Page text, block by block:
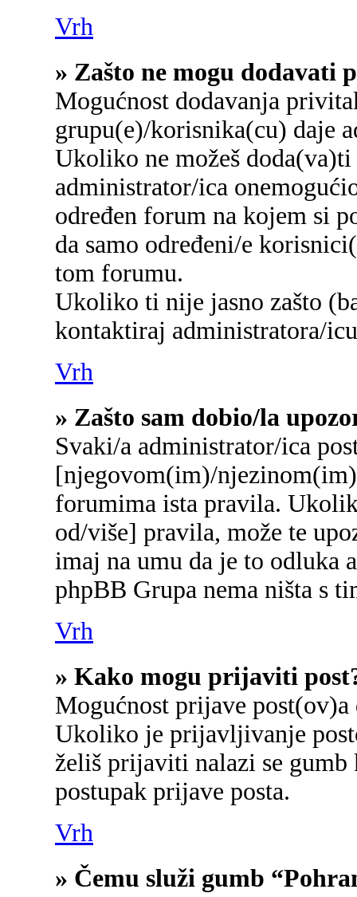
Vrh
» Zašto ne mogu dodavati
Mogućnost dodavanja
grupu(e)/korisnika(cu) daje
Ukoliko ne možeš
administrator/ica
određen forum na kojem si
da samo određeni/e
tom forumu.
Ukoliko ti nije jasno zašto
kontaktiraj administratora/
Vrh
» Zašto sam dobio/la
Svaki/a administrator/ica
[njegovom(im)/
forumima ista pravila.
od/više] pravila, može te
imaj na umu da je to odluka
phpBB Grupa nema ništa s
Vrh
» Kako mogu prijaviti
Mogućnost prijave
Ukoliko je prijavljivanje
želiš prijaviti nalazi se
postupak prijave posta.
Vrh
» Čemu služi gumb